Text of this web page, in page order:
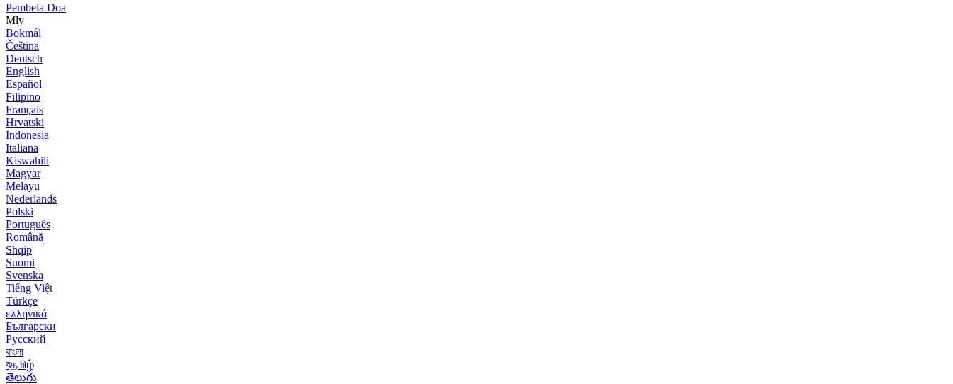
Pembela Doa
Mly
Bokmål
Čeština
Deutsch
English
Español
Filipino
Français
Hrvatski
Indonesia
Italiana
Kiswahili
Magyar
Melayu
Nederlands
Polski
Português
Română
Shqip
Suomi
Svenska
Tiếng Việt
Türkçe
ελληνικά
Български
Русский
বাংলা
বதமிழ்
తెలుగు